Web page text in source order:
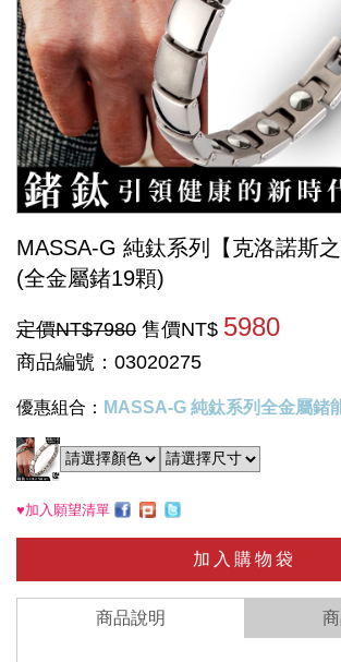
MASSA-G 純鈦系列【克洛諾斯
(全金屬鍺19顆)
定價NT$7980 售價NT$ 5980
商品編號：03020275
優惠組合： MASSA-G 純鈦系列全金屬鍺
♥加入願望清單
加入購物袋
商品說明